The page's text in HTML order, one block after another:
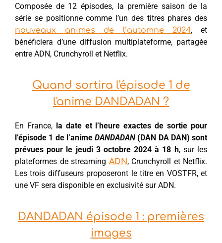
Composée de 12 épisodes, la première saison de la
série se positionne comme l’un des titres phares des
nouveaux animes de l’automne 2024, et
bénéficiera d’une diffusion multiplateforme, partagée
entre ADN, Crunchyroll et Netflix.
Quand sortira l'épisode 1 de
l'anime DANDADAN ?
En France,la date et l’heure exactes de sortie pour
l’épisode 1 de l’anime DANDADAN (DAN DA DAN) sont
prévues pour le jeudi 3 octobre 2024 à 18 h, sur les
plateformes de streaming ADN, Crunchyroll et Netflix.
Les trois diffuseurs proposeront le titre en VOSTFR, et
une VF sera disponible en exclusivité sur ADN.
DANDADAN épisode 1 : premières
images